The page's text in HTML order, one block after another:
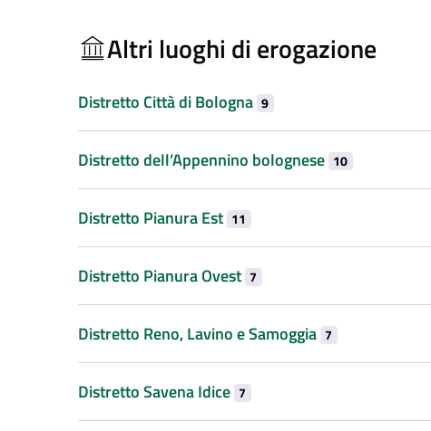
Altri luoghi di erogazione
Distretto Città di Bologna 9
Distretto dell’Appennino bolognese 10
Distretto Pianura Est 11
Distretto Pianura Ovest 7
Distretto Reno, Lavino e Samoggia 7
Distretto Savena Idice 7